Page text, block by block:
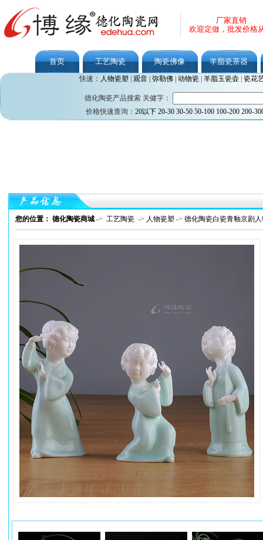
厂家直销
欢迎定做，批发价格
首页 工艺陶瓷 陶瓷佛像 羊脂瓷茶器
快速： 人物瓷塑 观音| 弥勒佛| 动物瓷| 羊脂玉瓷壶| 瓷花
德化陶瓷产品搜索 关健字：
价格快速查询： 20以下 20-30 30-50 50-100 100-200 200-
您的位置： 德化陶瓷商城 -> 工艺陶瓷 -> 人物瓷塑 -> 德化陶瓷白瓷青釉京剧